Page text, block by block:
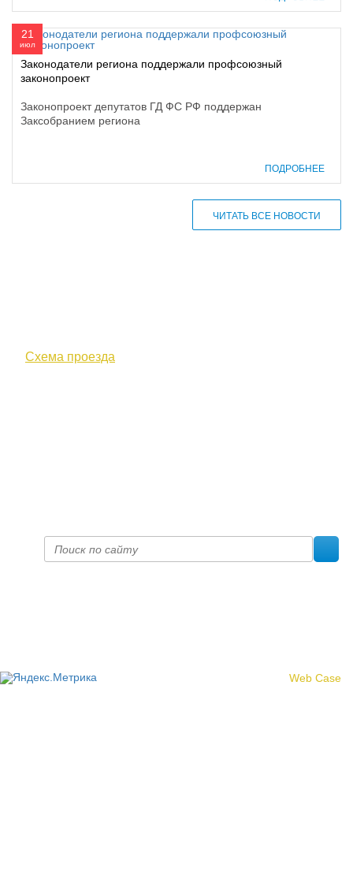
21
июл
Законодатели региона поддержали профсоюзный
законопроект
Законопроект депутатов ГД ФС РФ поддержан
Заксобранием региона
ПОДРОБНЕЕ
ЧИТАТЬ ВСЕ НОВОСТИ
Схема проезда
Web Case